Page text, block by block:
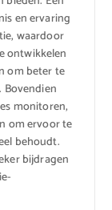
en ervaring
waardoor
ontwikkelen
om beter te
Bovendien
monitoren,
om ervoor te
behoudt.
bijdragen